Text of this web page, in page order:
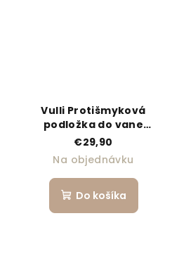
Vulli Protišmyková
podložka do vane
žirafa Sophie
€29,90
Na objednávku
Do košíka